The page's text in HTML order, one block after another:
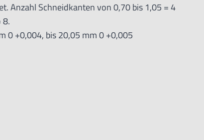
Anzahl Schneidkanten von 0,70 bis 1,05 = 4
8.
0 +0,004, bis 20,05 mm 0 +0,005
vertraute Anwender sowie Handwerker